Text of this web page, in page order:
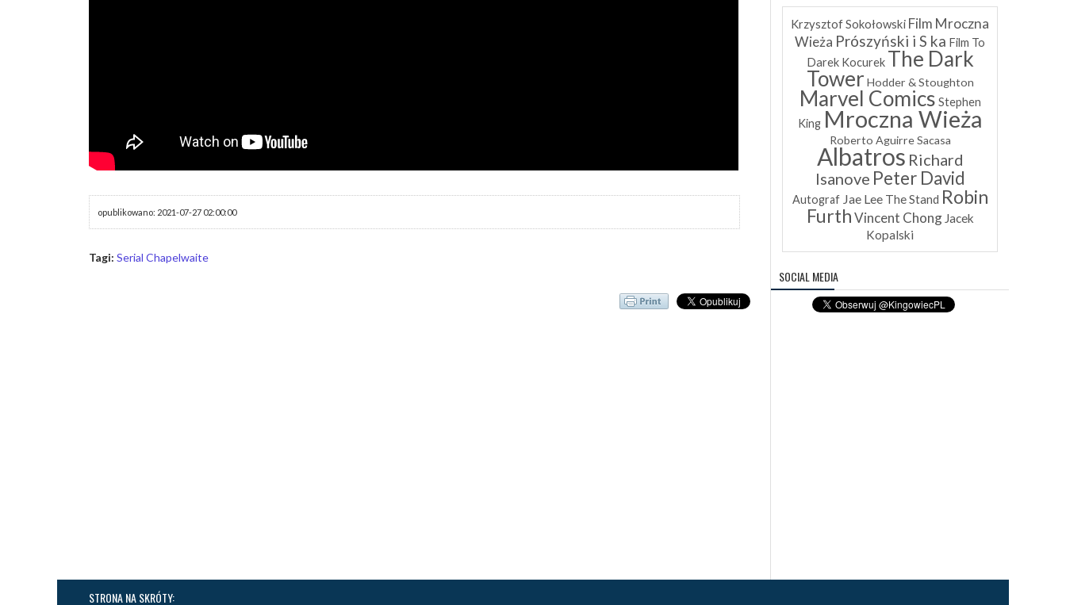
opublikowano: 2021-07-27 02:00:00
Tagi: Serial Chapelwaite
Krzysztof Sokołowski Film Mroczna
Wieża Prószyński i S ka Film To
Darek Kocurek The Dark
Tower Hodder & Stoughton
Marvel Comics Stephen
King Mroczna Wieża
Roberto Aguirre Sacasa
Albatros Richard
Isanove Peter David
Autograf Jae Lee The Stand Robin
FurthVincent Chong Jacek
Kopalski
SOCIAL MEDIA
STRONA NA SKRÓTY: